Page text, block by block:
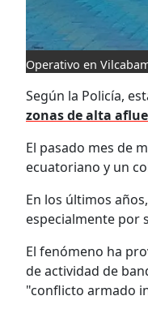
Operativo en
Según la Policía,
zonas de alta
El pasado mes de
ecuatoriano y un
En los últimos
especialmente por
El fenómeno ha
de actividad de
"conflicto armado